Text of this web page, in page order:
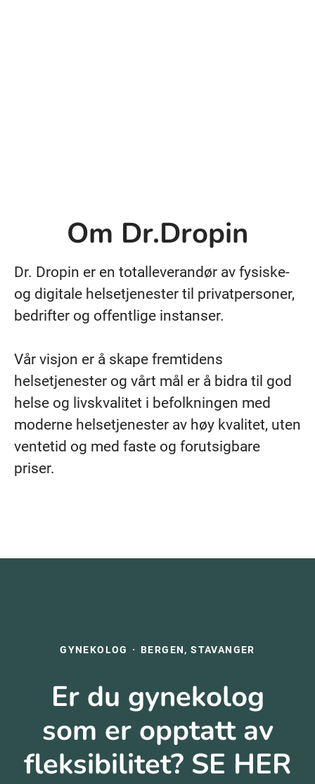
Om Dr.Dropin
Dr. Dropin er en totalleverandør av fysiske-
og digitale helsetjenester til privatpersoner,
bedrifter og offentlige instanser.
Vår visjon er å skape fremtidens
helsetjenester og vårt mål er å bidra til god
helse og livskvalitet i befolkningen med
moderne helsetjenester av høy kvalitet, uten
ventetid og med faste og forutsigbare
priser.
GYNEKOLOG · BERGEN, STAVANGER
Er du gynekolog
som er opptatt av
fleksibilitet? SE HER